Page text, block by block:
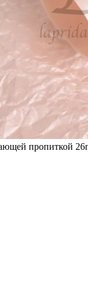
пропиткой